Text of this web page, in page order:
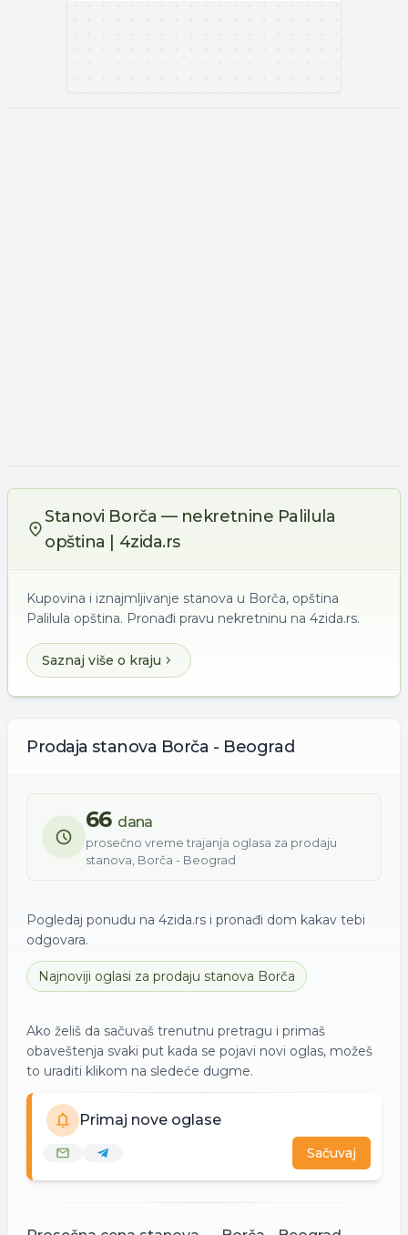
Stanovi Borča — nekretnine Palilula
opština | 4zida.rs
Kupovina i iznajmljivanje stanova u Borča, opština
Palilula opština. Pronađi pravu nekretninu na 4zida.rs.
Saznaj više o kraju
Prodaja stanova Borča - Beograd
66 dana
prosečno vreme trajanja oglasa za prodaju
stanova, Borča - Beograd
Pogledaj ponudu na 4zida.rs i pronađi dom kakav tebi
odgovara.
Najnoviji oglasi za prodaju stanova Borča
Ako želiš da sačuvaš trenutnu pretragu i primaš
obaveštenja svaki put kada se pojavi novi oglas, možeš
to uraditi klikom na sledeće dugme.
Primaj nove oglase
Sačuvaj